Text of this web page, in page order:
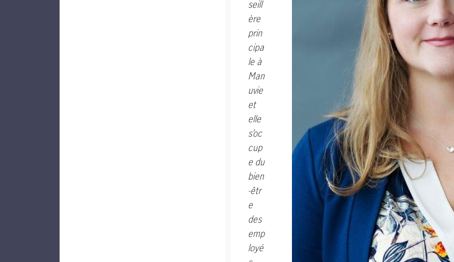
seill
ère
prin
cipa
le à
Man
uvie
et
elle
s’oc
cup
e du
bien
-êtr
e
des
emp
loyé